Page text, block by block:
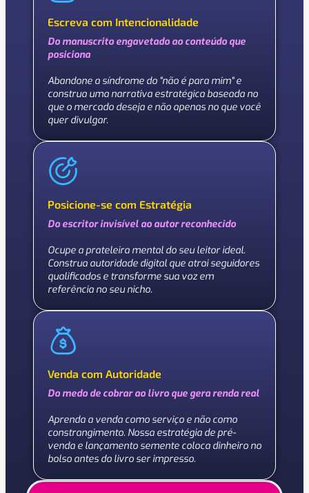
Escreva com Intencionalidade
Do manuscrito engavetado ao conteúdo que
posiciona
Abandone a síndrome do "não é para mim" e
construa uma narrativa estratégica baseada no
que o mercado deseja e não apenas no que você
quer divulgar.
Posicione-se com Estratégia
Do escritor invisível ao autor reconhecido
Ocupe a prateleira mental do seu leitor ideal.
Construa autoridade digital que atrai seguidores
qualificados e transforme sua voz em
referência no seu nicho.
Venda com Autoridade
Do medo de cobrar ao livro que gera renda real
Aprenda a venda como serviço e não como
constrangimento. Nossa estratégia de pré-
venda e lançamento semente coloca dinheiro no
bolso antes do livro ser impresso.